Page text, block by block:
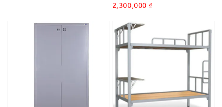
price
Sale
2,300,000 ₫